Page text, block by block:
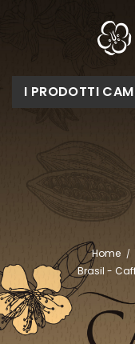
I PRODOTTI
Home
Brasil -